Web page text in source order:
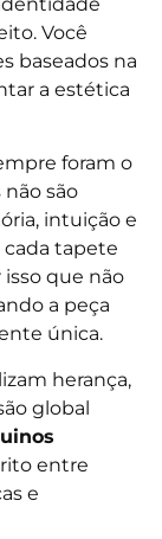
Você
baseados na
a estética
foram o
não são
intuição e
tapete
que não
a peça
única.
herança,
global
entre
e